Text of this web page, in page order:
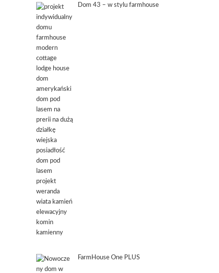
Dom 43 – w stylu farmhouse
FarmHouse One PLUS